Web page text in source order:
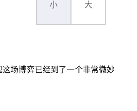
小 大
场博弈已经到了一个非常微妙